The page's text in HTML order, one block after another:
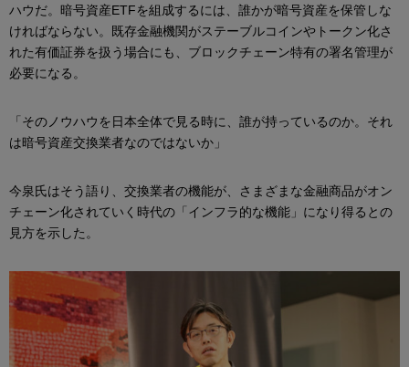
ハウだ。暗号資産ETFを組成するには、誰かが暗号資産を保管しな
ければならない。既存金融機関がステーブルコインやトークン化さ
れた有価証券を扱う場合にも、ブロックチェーン特有の署名管理が
必要になる。
「そのノウハウを日本全体で見る時に、誰が持っているのか。それ
は暗号資産交換業者なのではないか」
今泉氏はそう語り、交換業者の機能が、さまざまな金融商品がオン
チェーン化されていく時代の「インフラ的な機能」になり得るとの
見方を示した。